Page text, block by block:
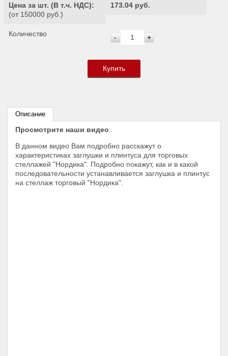
Цена за шт. (В т.ч. НДС):
(от 150000 руб.)
173.04 руб.
Количество - +
Купить
Описание
Просмотрите наши видео:
В данном видео Вам подробно расскажут о
характеристиках заглушки и плинтуса для торговых
стеллажей "Нордика". Подробно покажут, как и в какой
последовательности устанавливается заглушка и плинтус
на стеллаж торговый "Нордика".